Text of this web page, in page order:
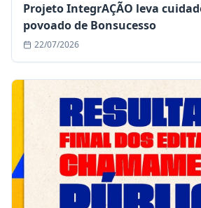
Projeto IntegrAÇÃO leva
povoado de Bonsucesso
22/07/2026